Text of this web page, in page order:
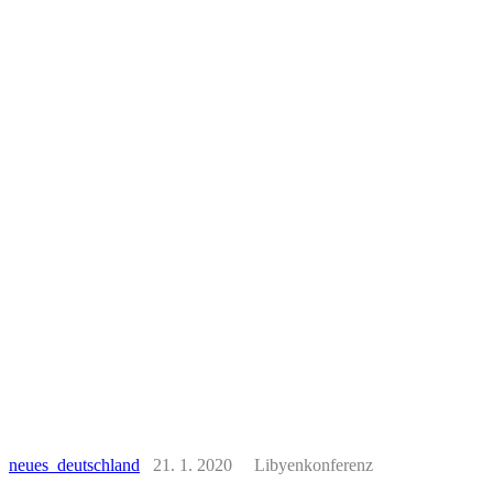
neues deutschland 21. 1. 2020 Libyenkonferenz